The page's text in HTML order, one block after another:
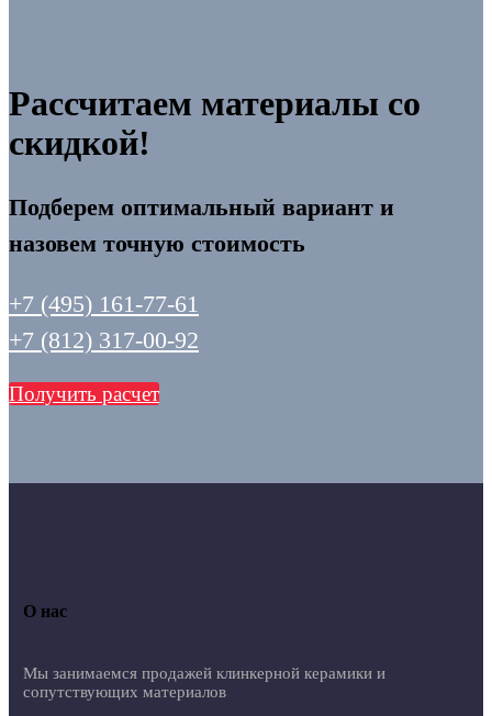
Рассчитаем материалы со
скидкой!
Подберем оптимальный вариант и
назовем точную стоимость
+7 (495) 161-77-61
+7 (812) 317-00-92
Получить расчет
О нас
Мы занимаемся продажей клинкерной керамики и
сопутствующих материалов